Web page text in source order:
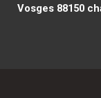
Vosges 88150